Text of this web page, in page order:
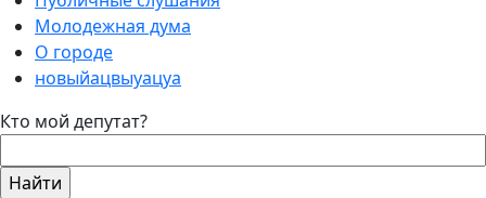
Молодежная дума
О городе
новыйацвыуацуа
Кто мой депутат?